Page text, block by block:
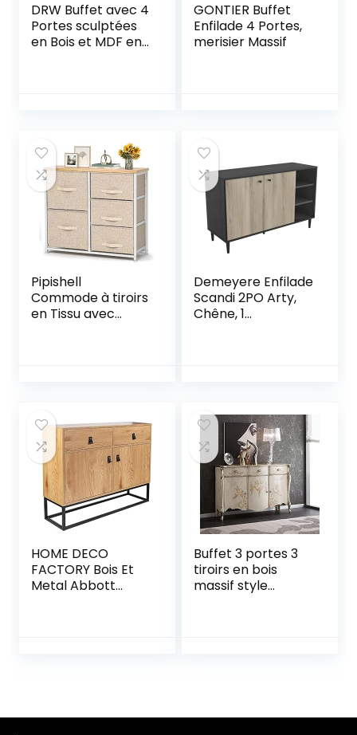
DRW Buffet avec 4
Portes sculptées
en Bois et MDF en
GONTIER Buffet
Enfilade 4 Portes,
merisier Massif
Pipishell
Commode à tiroirs
en Tissu avec
Coucher, Salon,
Chambre d’enfant,
Couloir, etc
(Beige)
Demeyere Enfilade
Scandi 2PO Arty,
Chêne, 1
HOME DECO
FACTORY Bois Et
Metal Abbott
Buffet 3 portes 3
tiroirs en bois
massif style